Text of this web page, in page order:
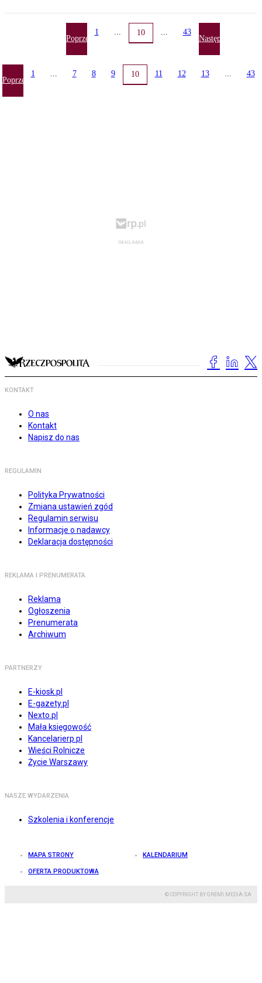
Poprzednia
1 10 43
Następna
Poprzednia
1 7 8 9 10 11 12 13 43
KONTAKT
O nas
Kontakt
Napisz do nas
REGULAMIN
Polityka Prywatności
Zmiana ustawień zgód
Regulamin serwisu
Informacje o nadawcy
Deklaracja dostępności
REKLAMA I PRENUMERATA
Reklama
Ogłoszenia
Prenumerata
Archiwum
PARTNERZY
E-kiosk.pl
E-gazety.pl
Nexto.pl
Mała księgowość
Kancelarierp.pl
Wieści Rolnicze
Życie Warszawy
NASZE WYDARZENIA
Szkolenia i konferencje
MAPA STRONY KALENDARIUM
OFERTA PRODUKTOWA
© COPYRIGHT BY GREMI MEDIA SA